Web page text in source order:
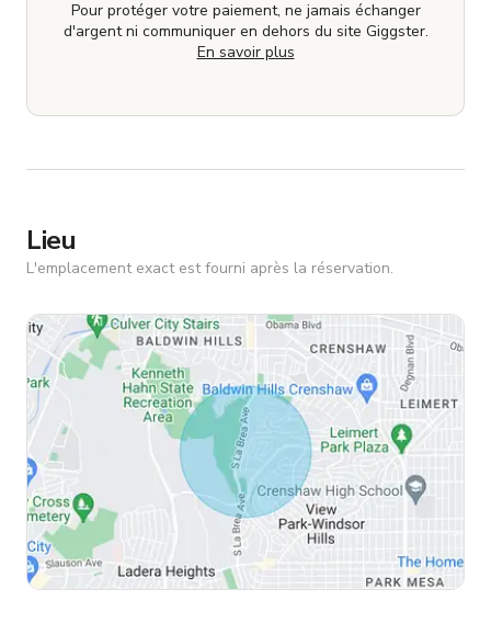
Pour protéger votre paiement, ne jamais échanger
d'argent ni communiquer en dehors du site Giggster.
En savoir plus
Lieu
L'emplacement exact est fourni après la réservation.